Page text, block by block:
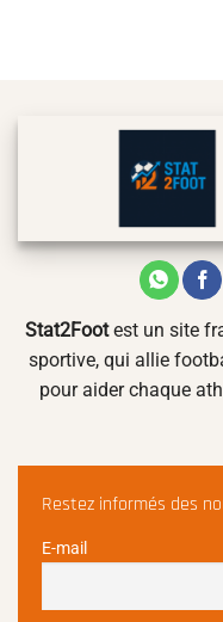
Stat2Footest un site
sportive, qui allie
pour aider chaque
Restez informés des
E-mail